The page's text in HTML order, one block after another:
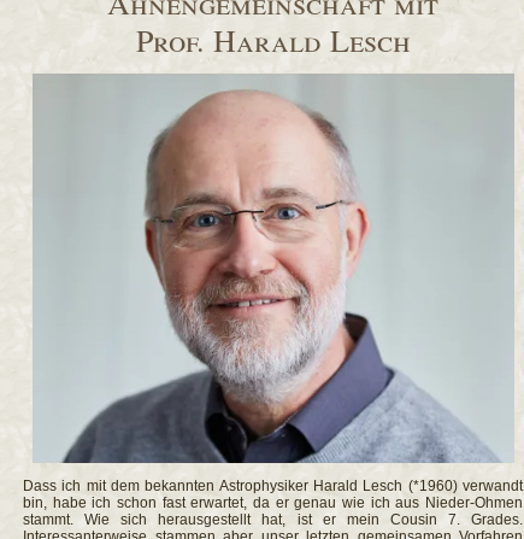
Prof. Harald Lesch
Dass ich mit dem bekannten Astrophysiker Harald Lesch (*1960) verwandt
bin, habe ich schon fast erwartet, da er genau wie ich aus Nieder-Ohmen
stammt. Wie sich herausgestellt hat, ist er mein Cousin 7. Grades.